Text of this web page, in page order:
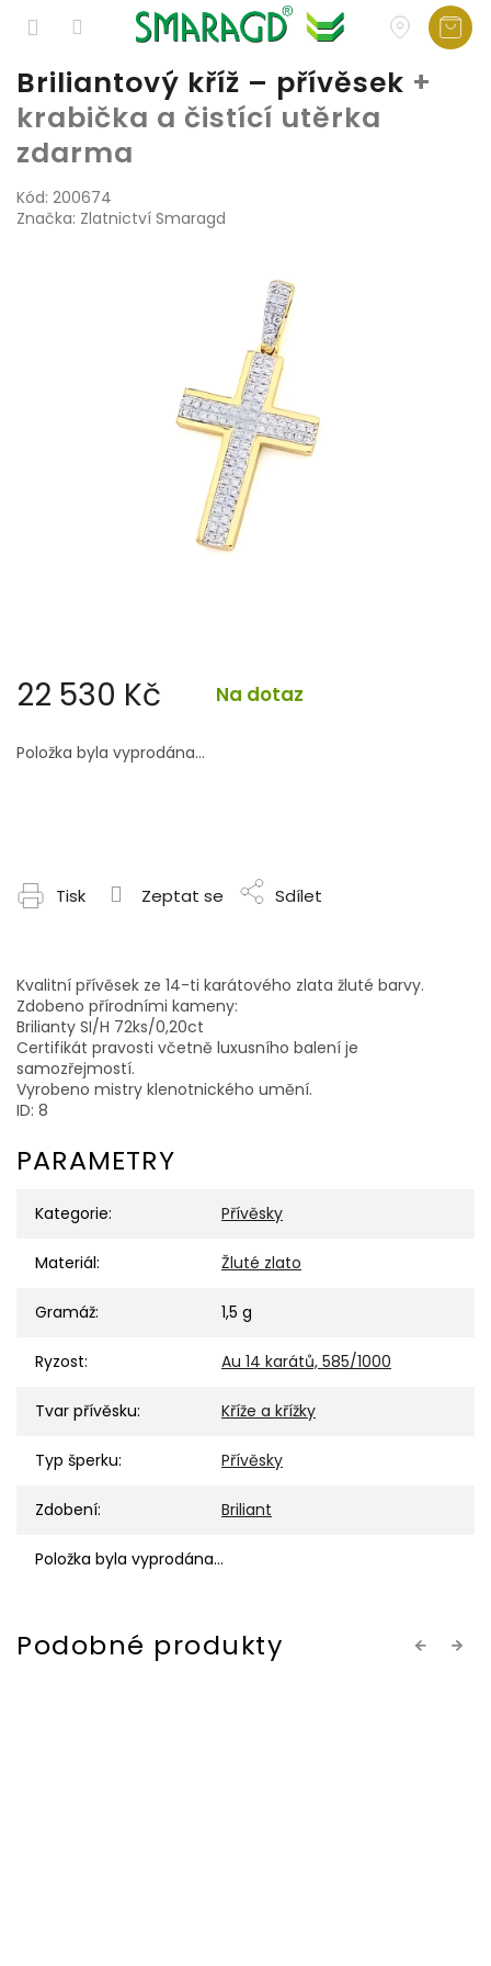
Přejít
obsah
Briliantový kříž – přívěsek +
krabička a čistící utěrka
zdarma
Kód: 200674
Značka: Zlatnictví Smaragd
22 530 Kč Na dotaz
cena:
Položka byla vyprodána…
Tisk Zeptat se Sdílet
Kvalitní přívěsek ze 14-ti karátového zlata žluté barvy.
Zdobeno přírodními kameny:
Brilianty SI/H 72ks/0,20ct
Certifikát pravosti včetně luxusního balení je
samozřejmostí.
Vyrobeno mistry klenotnického umění.
ID: 8
PARAMETRY
Kategorie: Přívěsky
Materiál: Žluté zlato
Gramáž: 1,5 g
Ryzost: Au 14 karátů, 585/1000
Tvar přívěsku: Kříže a křížky
Typ šperku: Přívěsky
Zdobení: Briliant
Položka byla vyprodána…
Previous
Next